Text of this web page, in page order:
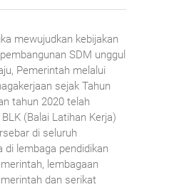
mewujudkan kebijakan
SDM unggul
Pemerintah melalui
sejak Tahun
tahun 2020 telah
(Balai Latihan Kerja)
di seluruh
di lembaga pendidikan
lembagaan
dan serikat